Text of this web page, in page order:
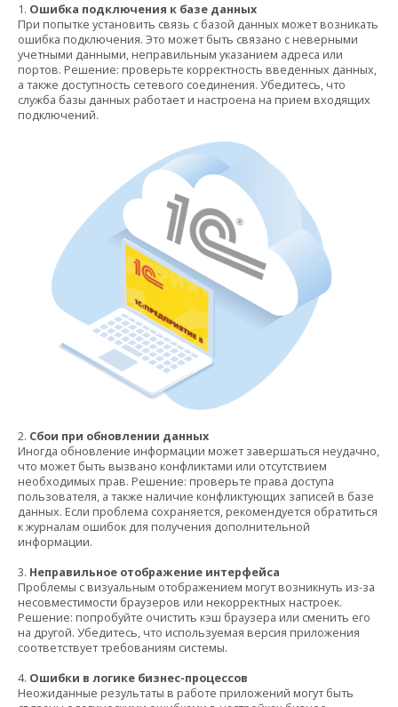
1. Ошибка подключения к базе данных
При попытке установить связь с базой данных может возникать
ошибка подключения. Это может быть связано с неверными
учетными данными, неправильным указанием адреса или
портов. Решение: проверьте корректность введенных данных,
а также доступность сетевого соединения. Убедитесь, что
служба базы данных работает и настроена на прием входящих
подключений.
2. Сбои при обновлении данных
Иногда обновление информации может завершаться неудачно,
что может быть вызвано конфликтами или отсутствием
необходимых прав. Решение: проверьте права доступа
пользователя, а также наличие конфликтующих записей в базе
данных. Если проблема сохраняется, рекомендуется обратиться
к журналам ошибок для получения дополнительной
информации.
3. Неправильное отображение интерфейса
Проблемы с визуальным отображением могут возникнуть из-за
несовместимости браузеров или некорректных настроек.
Решение: попробуйте очистить кэш браузера или сменить его
на другой. Убедитесь, что используемая версия приложения
соответствует требованиям системы.
4. Ошибки в логике бизнес-процессов
Неожиданные результаты в работе приложений могут быть